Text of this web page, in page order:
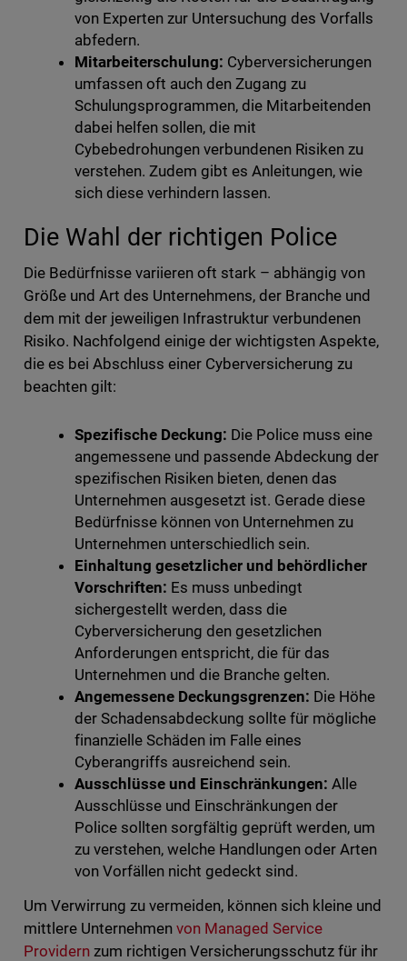
von Experten zur Untersuchung des Vorfalls
abfedern.
Mitarbeiterschulung: Cyberversicherungen
umfassen oft auch den Zugang zu
Schulungsprogrammen, die Mitarbeitenden
dabei helfen sollen, die mit
Cybebedrohungen verbundenen Risiken zu
verstehen. Zudem gibt es Anleitungen, wie
sich diese verhindern lassen.
Die Wahl der richtigen Police
Die Bedürfnisse variieren oft stark – abhängig von
Größe und Art des Unternehmens, der Branche und
dem mit der jeweiligen Infrastruktur verbundenen
Risiko. Nachfolgend einige der wichtigsten Aspekte,
die es bei Abschluss einer Cyberversicherung zu
beachten gilt:
Spezifische Deckung: Die Police muss eine
angemessene und passende Abdeckung der
spezifischen Risiken bieten, denen das
Unternehmen ausgesetzt ist. Gerade diese
Bedürfnisse können von Unternehmen zu
Unternehmen unterschiedlich sein.
Einhaltung gesetzlicher und behördlicher
Vorschriften: Es muss unbedingt
sichergestellt werden, dass die
Cyberversicherung den gesetzlichen
Anforderungen entspricht, die für das
Unternehmen und die Branche gelten.
Angemessene Deckungsgrenzen: Die Höhe
der Schadensabdeckung sollte für mögliche
finanzielle Schäden im Falle eines
Cyberangriffs ausreichend sein.
Ausschlüsse und Einschränkungen: Alle
Ausschlüsse und Einschränkungen der
Police sollten sorgfältig geprüft werden, um
zu verstehen, welche Handlungen oder Arten
von Vorfällen nicht gedeckt sind.
Um Verwirrung zu vermeiden, können sich kleine und
mittlere Unternehmen von Managed Service
Providernzum richtigen Versicherungsschutz für ihr